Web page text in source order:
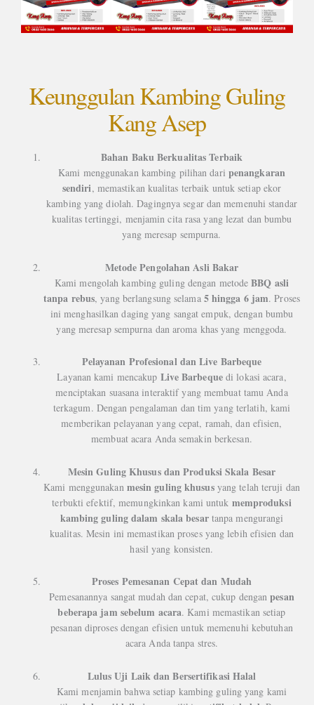
Keunggulan Kambing Guling
Kang Asep
Bahan Baku Berkualitas Terbaik
Kami menggunakan kambing pilihan dari penangkaran
sendiri, memastikan kualitas terbaik untuk setiap ekor
kambing yang diolah. Dagingnya segar dan memenuhi standar
kualitas tertinggi, menjamin cita rasa yang lezat dan bumbu
yang meresap sempurna.
Metode Pengolahan Asli Bakar
Kami mengolah kambing guling dengan metodeBBQ asli
tanpa rebus, yang berlangsung selama 5 hingga 6 jam. Proses
ini menghasilkan daging yang sangat empuk, dengan bumbu
yang meresap sempurna dan aroma khas yang menggoda.
Pelayanan Profesional dan Live Barbeque
Layanan kami mencakup Live Barbequedi lokasi acara,
menciptakan suasana interaktif yang membuat tamu Anda
terkagum. Dengan pengalaman dan tim yang terlatih, kami
memberikan pelayanan yang cepat, ramah, dan efisien,
membuat acara Anda semakin berkesan.
Mesin Guling Khusus dan Produksi Skala Besar
Kami menggunakan mesin guling khususyang telah teruji dan
terbukti efektif, memungkinkan kami untuk memproduksi
kambing guling dalam skala besartanpa mengurangi
kualitas. Mesin ini memastikan proses yang lebih efisien dan
hasil yang konsisten.
Proses Pemesanan Cepat dan Mudah
Pemesanannya sangat mudah dan cepat, cukup denganpesan
beberapa jam sebelum acara. Kami memastikan setiap
pesanan diproses dengan efisien untuk memenuhi kebutuhan
acara Anda tanpa stres.
Lulus Uji Laik dan Bersertifikasi Halal
Kami menjamin bahwa setiap kambing guling yang kami